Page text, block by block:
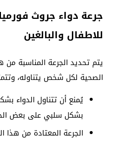
للاطفال والبالغين
يتم تحديد الجرعة المناسبة من
الصحية لكل شخص يتناوله،
يُمنع أن تتناول الدواء
بشكل سلبي على بعض
الجرعة المعتادة من هذا